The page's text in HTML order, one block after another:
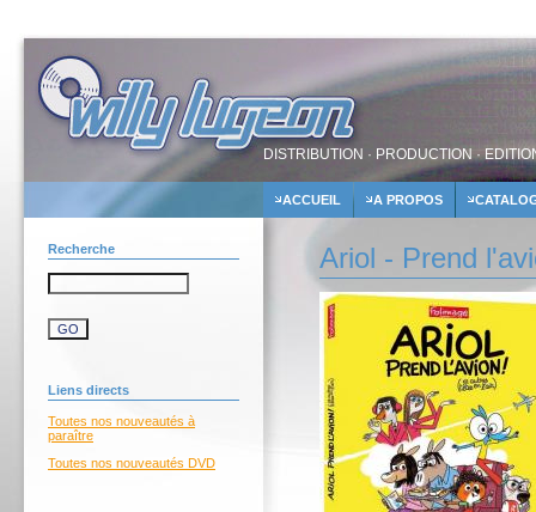
DISTRIBUTION · PRODUCTION ·
ACCUEIL A PROPOS
Recherche
Liens directs
Toutes nos nouveautés à
paraître
Toutes nos nouveautés DVD
Ariol - Prend